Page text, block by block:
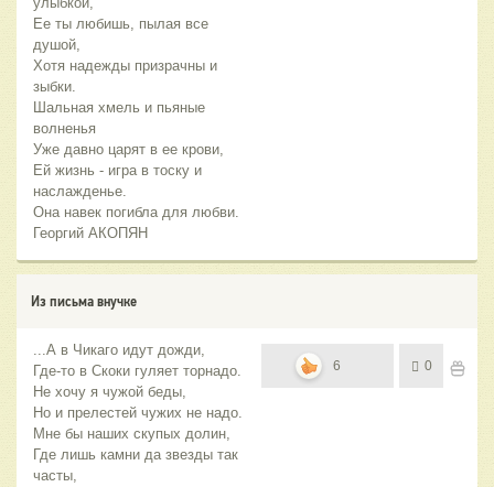
Ее ты любишь, пылая все
душой,
Хотя надежды призрачны и
зыбки.
Шальная хмель и пьяные
волненья
Уже давно царят в ее крови,
Ей жизнь - игра в тоску и
наслажденье.
Она навек погибла для любви.
Георгий АКОПЯН
Из письма внучке
...А в Чикаго идут дожди,
Где-то в Скоки гуляет торнадо.
Не хочу я чужой беды,
Но и прелестей чужих не надо.
Мне бы наших скупых долин,
Где лишь камни да звезды так
часты,
6 0